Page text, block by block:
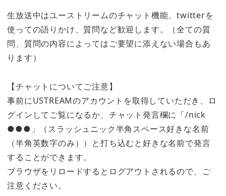
生放送中はユーストリームのチャット機能、twitterを
使っての語りかけ、質問など歓迎します。（全ての質
問、質問の内容によってはご要望に添えない場合もあ
ります）
【チャットについてご注意】
事前にUSTREAMのアカウントを取得していただき、ロ
グインしてご覧になるか、チャット発言欄に「/nick
●●●」（スラッシュニック半角スペース好きな名前
（半角英数字のみ））と打ち込むと好きな名前で発言
することができます。
ブラウザをリロードするとログアウトされるので、ご
注意ください。